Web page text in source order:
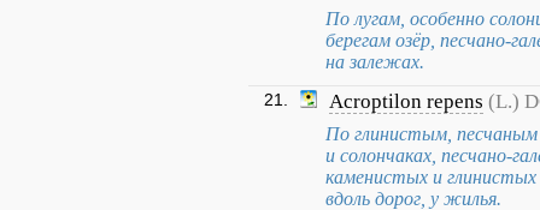
По лугам, особенно
берегам озёр, песчано-
на залежах.
21. Acroptilon repens (L.)
По глинистым,
и солончаках, песчано-
каменистых и глинистых
вдоль дорог, у жилья.